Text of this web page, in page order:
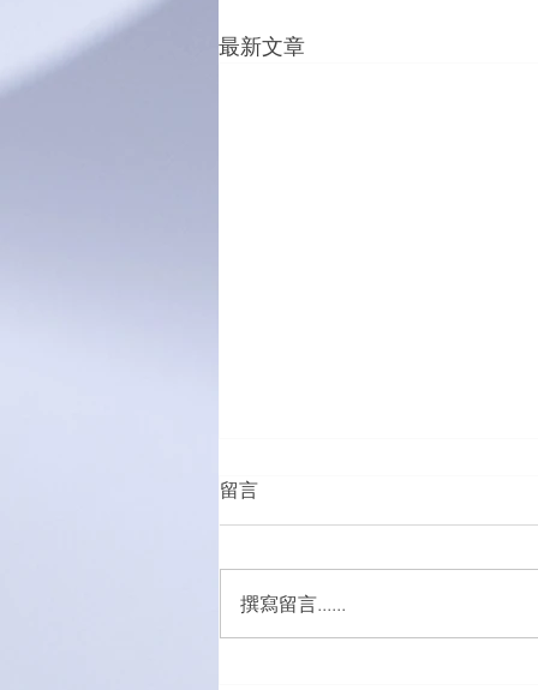
最新文章
留言
撰寫留言......